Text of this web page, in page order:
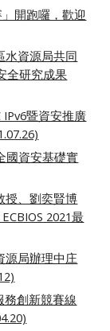
開跑囉，歡迎
水資源局共同
全研究成果
暨資安推廣
國資安基礎實
授、劉奕賢博
2021最
源局辦理中庄
務創新競賽線